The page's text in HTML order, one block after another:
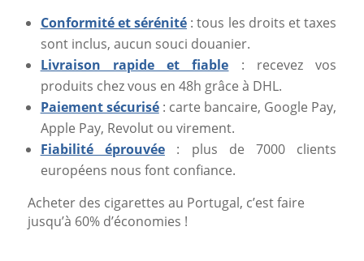
Conformité et sérénité : tous les droits et taxes
sont inclus, aucun souci douanier.
Livraison rapide et fiable : recevez vos
produits chez vous en 48h grâce à DHL.
Paiement sécurisé: carte bancaire, Google Pay,
Apple Pay, Revolut ou virement.
Fiabilité éprouvée: plus de 7000 clients
européens nous font confiance.
Acheter des cigarettes au Portugal, c’est faire
jusqu’à 60% d’économies !